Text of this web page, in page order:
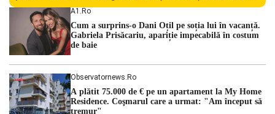
persoane sunt acuzați de acțiuni îndreptate împotriva
ordinii constituționale. În ședința din camera preliminară,
judecătorii de la instanța supremă au […]
A1.ro
Cum a surprins-o Dani Oțil pe soția lui în vacanță.
Gabriela Prisăcariu, apariție impecabilă în costum
de baie
Observatornews.ro
A plătit 75.000 de € pe un apartament la My Home
Residence. Coşmarul care a urmat: "Am început să
tremur"